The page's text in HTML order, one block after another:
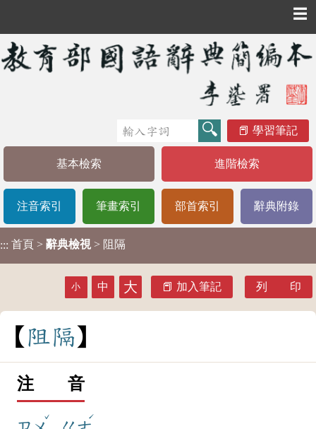
☰
學習筆記
基本檢索 進階檢索
注音索引 筆畫索引 部首索引 辭典附錄
::: 首頁 > 辭典檢視 > 阻隔
小 中 大 加入筆記 列 印
阻隔
注 音
ˇ ˊ